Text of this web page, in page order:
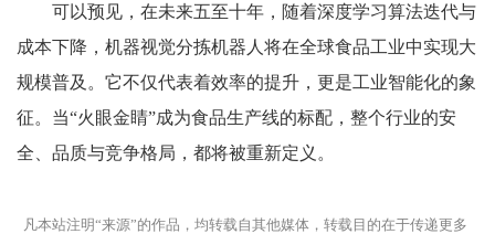
可以预见，在未来五至十年，随着深度学习算法迭代与
成本下降，机器视觉分拣机器人将在全球食品工业中实现大
规模普及。它不仅代表着效率的提升，更是工业智能化的象
征。当“火眼金睛”成为食品生产线的标配，整个行业的安
全、品质与竞争格局，都将被重新定义。
凡本站注明“来源”的作品，均转载自其他媒体，转载目的在于传递更多